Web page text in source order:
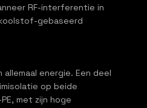
RF-interferentie in
gebaseerd
energie. Een deel
op beide
met zijn hoge